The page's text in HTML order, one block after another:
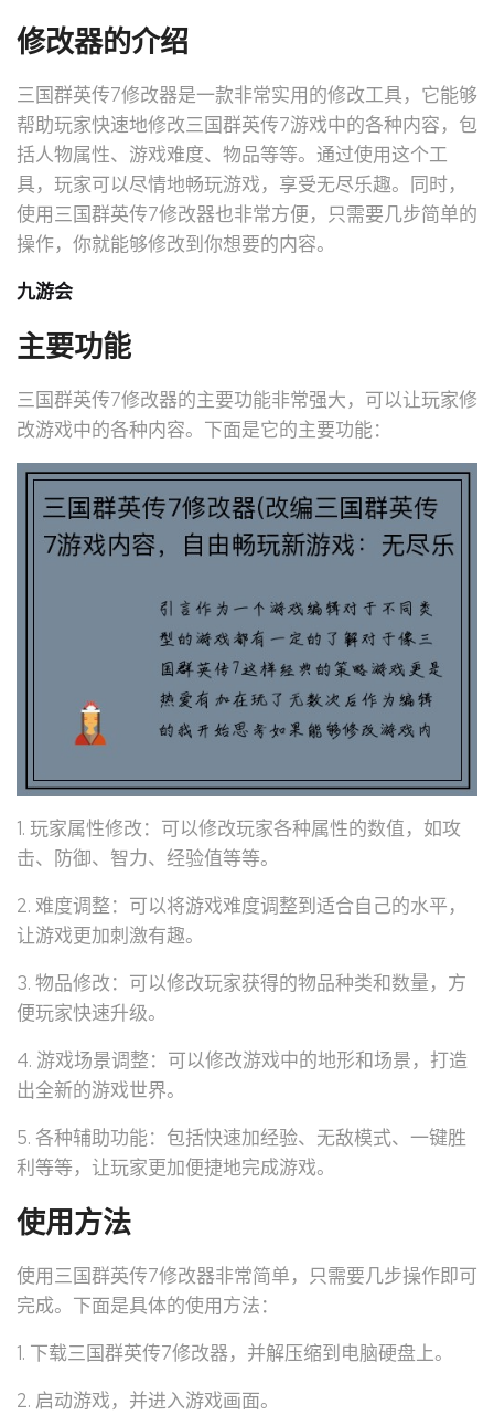
修改器的介绍
三国群英传7修改器是一款非常实用的修改工具，它能够
帮助玩家快速地修改三国群英传7游戏中的各种内容，包
括人物属性、游戏难度、物品等等。通过使用这个工
具，玩家可以尽情地畅玩游戏，享受无尽乐趣。同时，
使用三国群英传7修改器也非常方便，只需要几步简单的
操作，你就能够修改到你想要的内容。
九游会
主要功能
三国群英传7修改器的主要功能非常强大，可以让玩家修
改游戏中的各种内容。下面是它的主要功能：
1. 玩家属性修改：可以修改玩家各种属性的数值，如攻
击、防御、智力、经验值等等。
2. 难度调整：可以将游戏难度调整到适合自己的水平，
让游戏更加刺激有趣。
3. 物品修改：可以修改玩家获得的物品种类和数量，方
便玩家快速升级。
4. 游戏场景调整：可以修改游戏中的地形和场景，打造
出全新的游戏世界。
5. 各种辅助功能：包括快速加经验、无敌模式、一键胜
利等等，让玩家更加便捷地完成游戏。
使用方法
使用三国群英传7修改器非常简单，只需要几步操作即可
完成。下面是具体的使用方法：
1. 下载三国群英传7修改器，并解压缩到电脑硬盘上。
2. 启动游戏，并进入游戏画面。